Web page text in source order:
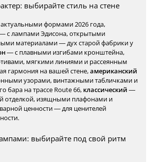
выбирайте стиль на стене
формами 2026 года,
с лампами Эдисона, открытыми
материалами — дух старой фабрики у
— с плавными изгибами кронштейна,
мягкими линиями и рассеянным
гармония на вашей стене,американский
узорами, винтажными табличками и
бара на трассе Route 66, классический —
отделкой, изящными плафонами и
ценности — для ценителей
выбирайте под свой ритм